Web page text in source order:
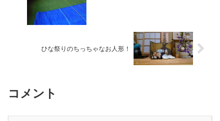
ひな祭りのちっちゃなお人形！
コメント